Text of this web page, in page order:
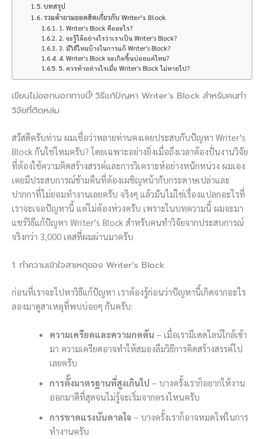
บทสรุป
รวมคำถามยอดฮิตเกี่ยวกับ Writer’s Block
1. Writer’s Block คืออะไร?
2. จะรู้ได้อย่างไรว่าเราเป็น Writer’s Block?
3. มีวิธีไหนบ้างในการแก้ Writer’s Block?
4. Writer’s Block จะเกิดขึ้นบ่อยแค่ไหน?
5. ควรทำอย่างไรเมื่อ Writer’s Block ไม่หายไป?
เขียนไม่ออกบอกทางนี้! วิธีแก้ปัญหา Writer’s Block สำหรับคนทำ
วิจัยที่ติดหล่ม
สวัสดีครับท่าน ผมเชื่อว่าหลายท่านคงเคยประสบกับปัญหา Writer’s
Block กันใช่ไหมครับ? โดยเฉพาะอย่างยิ่งเมื่อถึงเวลาต้องปั่นงานวิจัย
ที่ต้องใช้ความคิดสร้างสรรค์และการวิเคราะห์อย่างหนักหน่วง ผมเอง
เคยมีประสบการณ์ข้ามคืนที่ต้องเผชิญหน้ากับกระดาษเปล่าและ
ปากกาที่ไม่ยอมทำงานเลยครับ จริงๆ แล้วมันไม่ใช่เรื่องแปลกอะไรที่
เราจะเจอปัญหานี้ แต่ไม่ต้องห่วงครับ เพราะในบทความนี้ ผมจะมา
แชร์วิธีแก้ปัญหา Writer’s Block สำหรับคนทำวิจัยจากประสบการณ์
จริงกว่า 3,000 เคสที่ผมผ่านมาครับ
1. ทำความเข้าใจสาเหตุของ Writer’s Block
ก่อนที่เราจะไปหาวิธีแก้ปัญหา เราต้องรู้ก่อนว่าปัญหานี้เกิดจากอะไร
ลองมาดูสาเหตุที่พบบ่อยๆ กันครับ:
ความเครียดและความกดดัน – เมื่อเรามีเดดไลน์ใกล้เข้า
มา ความเครียดอาจทำให้สมองลืมวิธีการคิดสร้างสรรค์ไป
เลยครับ
การตั้งมาตรฐานที่สูงเกินไป – บางครั้งเราก็อยากให้งาน
ออกมาดีที่สุดจนไม่รู้จะเริ่มจากตรงไหนครับ
การขาดแรงบันดาลใจ – บางครั้งเราก็อาจหมดไฟในการ
ทำงานครับ